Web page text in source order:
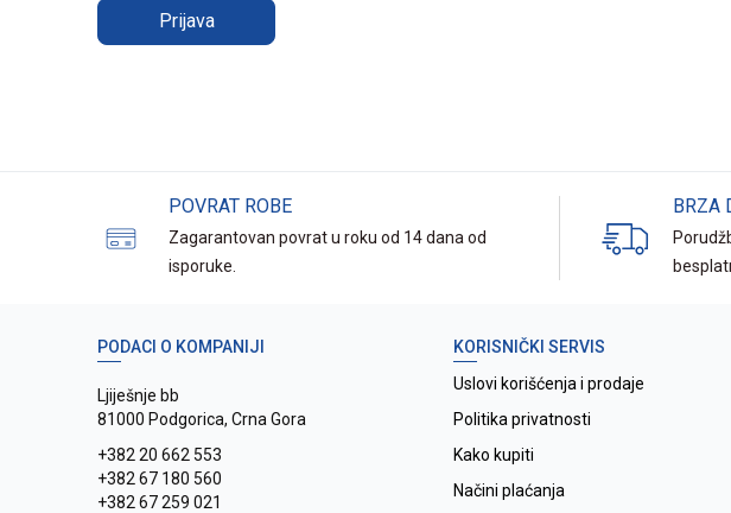
Prijava
POVRAT ROBE
Zagarantovan povrat u roku od 14 dana od
isporuke.
BRZA
PODACI O KOMPANIJI
Ljiješnje bb
81000 Podgorica, Crna Gora
+382 20 662 553
+382 67 180 560
+382 67 259 021
KORISNIČKI SERVIS
Uslovi korišćenja i prodaje
Politika privatnosti
Kako kupiti
Načini plaćanja